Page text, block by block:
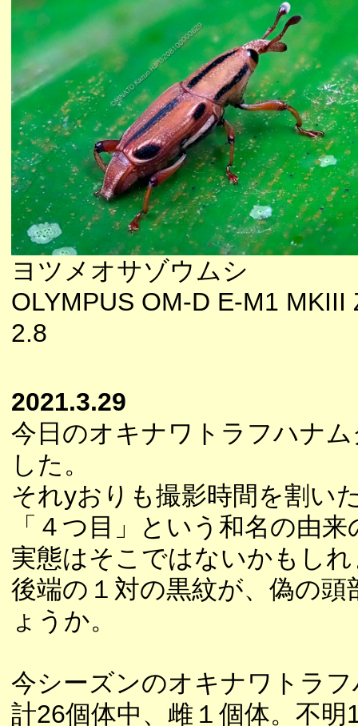
ヨツメオサゾウムシ
OLYMPUS OM-D E-M1 MKIII
2.8
2021.3.29
今日のオキナワトラフハナ
した。
それyおりも撮影時間を割い
「４つ目」という和名の由
実態はそこではないかもし
後端の１対の黒紋が、偽の
ょうか。
今シーズンのオキナワトラ
計26個体中、雌１個体。不